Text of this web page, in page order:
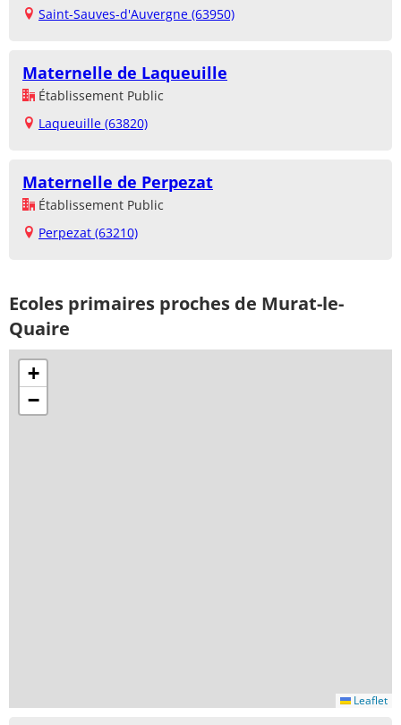
Saint-Sauves-d'Auvergne (63950)
Maternelle de Laqueuille
Établissement Public
Laqueuille (63820)
Maternelle de Perpezat
Établissement Public
Perpezat (63210)
Ecoles primaires proches de Murat-le-
Quaire
+
−
Leaflet